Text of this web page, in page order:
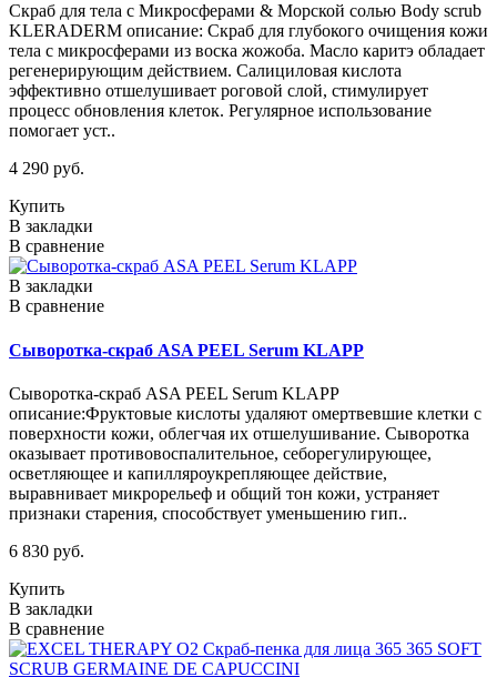
Скраб для тела с Микросферами & Морской солью Body scrub
KLERADERM описание: Cкраб для глубокого очищения кожи
тела с микросферами из воска жожоба. Масло каритэ обладает
регенерирующим действием. Салициловая кислота
эффективно отшелушивает роговой слой, стимулирует
процесс обновления клеток. Регулярное использование
помогает уст..
4 290 руб.
Купить
В закладки
В сравнение
В закладки
В сравнение
Сыворотка-скраб ASA PEEL Serum KLAPP
Сыворотка-скраб ASA PEEL Serum KLAPP
описание:Фруктовые кислоты удаляют омертвевшие клетки с
поверхности кожи, облегчая их отшелушивание. Сыворотка
оказывает противовоспалительное, себорегулирующее,
осветляющее и капилляроукрепляющее действие,
выравнивает микрорельеф и общий тон кожи, устраняет
признаки старения, способствует уменьшению гип..
6 830 руб.
Купить
В закладки
В сравнение